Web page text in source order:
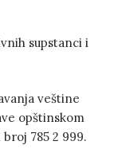
supstanci i
veštine
opštinskom
785 2 999.